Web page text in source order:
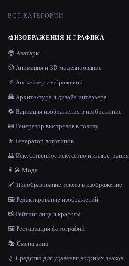
ВСЕ КАТЕГОРИИ
🎨ИЗОБРАЖЕНИЯ И ГРАФИКА
😎 Аватары
🎲 Анимация и 3D-моделирование
🔬 Апскейлер изображений
🏯 Архитектура и дизайн интерьера
🔁 Вариация изображения в изображение
🪪 Генератор выстрелов в голову
⚜️ Генератор логотипов
🌄 Искусственное искусство и иллюстрация
👩‍🎤 Мода
🖌️ Преобразование текста в изображение
🖼️ Редактирование изображений
📸 Рейтинг лица и красоты
🖼️ Реставрация фотографий
🎭 Смена лица
💧 Средство для удаления водяных знаков